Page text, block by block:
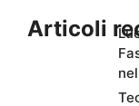
Articoli